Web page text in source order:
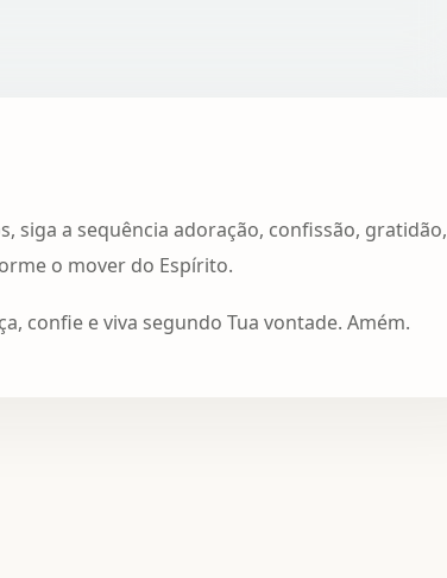
siga a sequência adoração, confissão, gratidão,
o mover do Espírito.
confie e viva segundo Tua vontade. Amém.